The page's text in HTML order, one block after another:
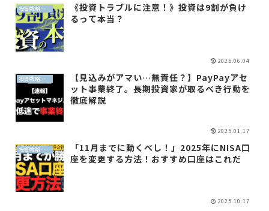
投資戦略（全世界投資）
《投資トラブルに注意！》投資は9割が負け
るって本当？
2025.06.04
投資戦略（全世界投資）
【見込みがアマい…無責任？】PayPayアセ
ット事業終了。長期投資家が取るべき行動を
徹底解説
2025.01.17
投資戦略（全世界投資）
「11月までに動くべし！」2025年にNISA口
座を変更する方法！おすすめ口座はこれだ
2025.10.17